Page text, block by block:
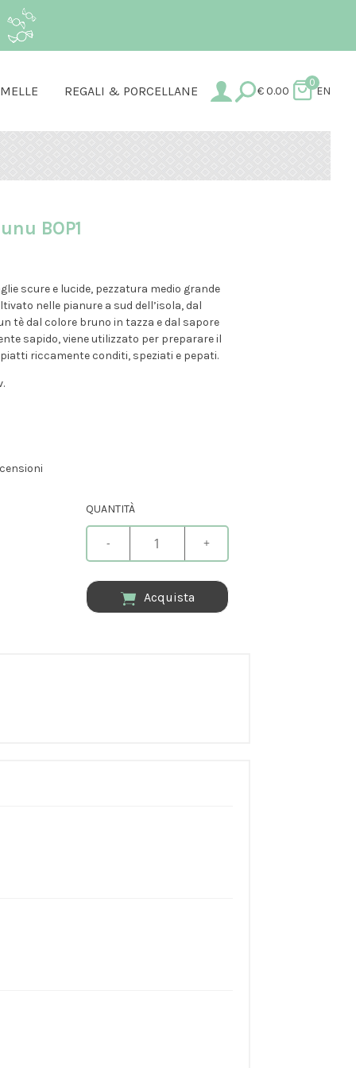
REGALI & PORCELLANE € 0.00
0
EN
BOP1
scure e lucide, pezzatura medio grande
nelle pianure a sud dell’isola, dal
tè dal colore bruno in tazza e dal sapore
sapido, viene utilizzato per preparare il
riccamente conditi, speziati e pepati.
QUANTITÀ
- +
Acquista